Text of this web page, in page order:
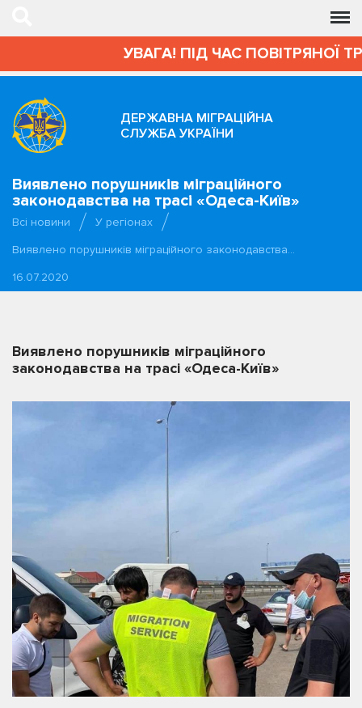
УВАГА! ПІД ЧАС ПОВІТРЯНОЇ
ДЕРЖАВНА МІГРАЦІЙНА
СЛУЖБА УКРАЇНИ
Виявлено порушників міграційного
законодавства на трасі «Одеса-Київ»
Всі новини
У регіонах
Виявлено порушників міграційного законодавства…
16.07.2020
Виявлено порушників міграційного
законодавства на трасі «Одеса-Київ»